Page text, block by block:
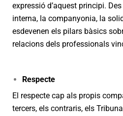
expressió d’aquest principi.
interna, la companyonia, la
esdevenen els pilars bàsics
relacions dels professionals
Respecte
El respecte cap als propis
tercers, els contraris, els